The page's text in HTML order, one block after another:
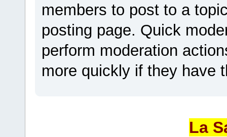
members to post to a
posting page. Quick
perform moderation
more quickly if they have
La